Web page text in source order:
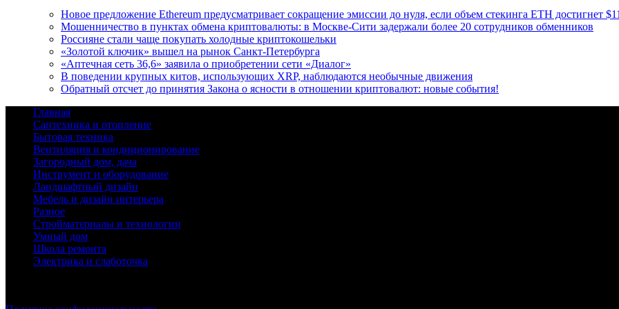
Новое предложение Ethereum предусматривает сокращение эмиссии до нуля, если объем стекинга ETH достигнет
Мошенничество в пунктах обмена криптовалюты: в Москве-Сити задержали более 20 сотрудников обменников
Россияне стали чаще покупать холодные криптокошельки
«Золотой ключик» вышел на рынок Санкт‑Петербурга
«Аптечная сеть 36,6» заявила о приобретении сети «Диалог»
В поведении крупных китов, использующих XRP, наблюдаются необычные движения
Обратный отсчет до принятия Закона о ясности в отношении криптовалют: новые события!
Главная
Сантехника и отопление
Бытовая техника
Вентиляция и кондиционирование
Загородный дом, дача
Инструмент и оборудование
Ландшафтный дизайн
Мебель и дизайн интерьера
Разное
Стройматериалы и технологии
Умный дом
Школа ремонта
Электрика и слаботочка